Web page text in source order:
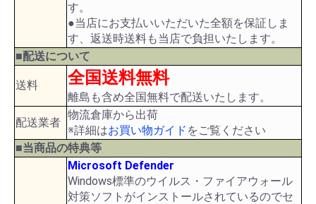
す。
●当店にお支払いいただいた全額を保証しま
す、返送時送料も当店で負担いたします。
■配送について
送料 全国送料無料
離島も含め全国無料で配送いたします。
配送業者
物流倉庫から出荷
※詳細はお買い物ガイド をご覧ください
■当商品の特典等
Microsoft Defender
Windows標準のウイルス・ファイアウォール
対策ソフトがインストールされているのでセ